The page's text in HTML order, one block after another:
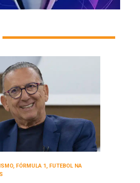
, FÓRMULA 1, FUTEBOL NA